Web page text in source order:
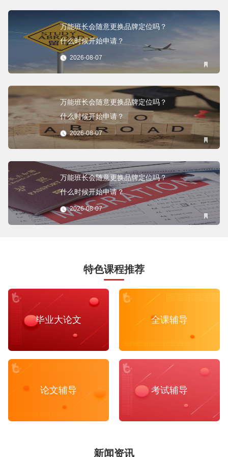
万能班长会随意更换品牌定位吗？
什么时候开始申请？
2026-08-07
万能班长会随意更换品牌定位吗？
什么时候开始申请？
2026-08-07
万能班长会随意更换品牌定位吗？
什么时候开始申请？
2026-08-07
特色课程推荐
毕业大论文 全课辅导
论文辅导 考试辅导
新闻资讯